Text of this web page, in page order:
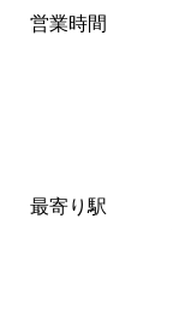
営業時間
最寄り駅